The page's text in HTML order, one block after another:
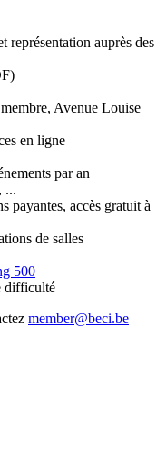
représentation auprès des
Avenue Louise
en ligne
par an
...
payantes, accès gratuit à
de salles
500
difficulté
member@beci.be